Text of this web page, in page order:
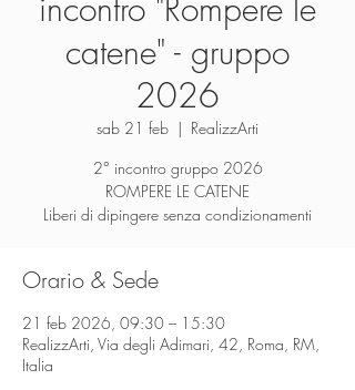
incontro "Rompere le
catene" - gruppo
2026
sab 21 feb
  |
RealizzArti
2° incontro gruppo 2026
ROMPERE LE CATENE
Orario & Sede
21 feb 2026, 09:30 – 15:30
RealizzArti, Via degli Adimari, 42, Roma, RM,
Italia